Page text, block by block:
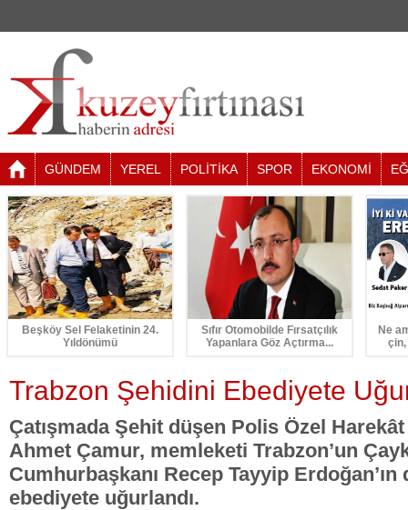
GÜNDEM YEREL POLİTİKA SPOR EKONOMİ
Beşköy Sel Felaketinin 24.
Yıldönümü
Sıfır Otomobilde Fırsatçılık
Yapanlara Göz Açtırma...
Ne
Trabzon Şehidini Ebediyete
Çatışmada Şehit düşen Polis Özel
Ahmet Çamur, memleketi Trabzon’un
Cumhurbaşkanı Recep Tayyip Erdoğan’ın
ebediyete uğurlandı.